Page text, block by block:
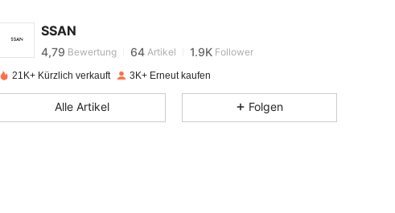
SSAN
4,79 Bewertung 64 Artikel 1.9K Follower
4,79
21K+ Kürzlich verkauft 3K+ Erneut kaufen
Alle Artikel Folgen